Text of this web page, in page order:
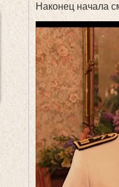
Наконец начала